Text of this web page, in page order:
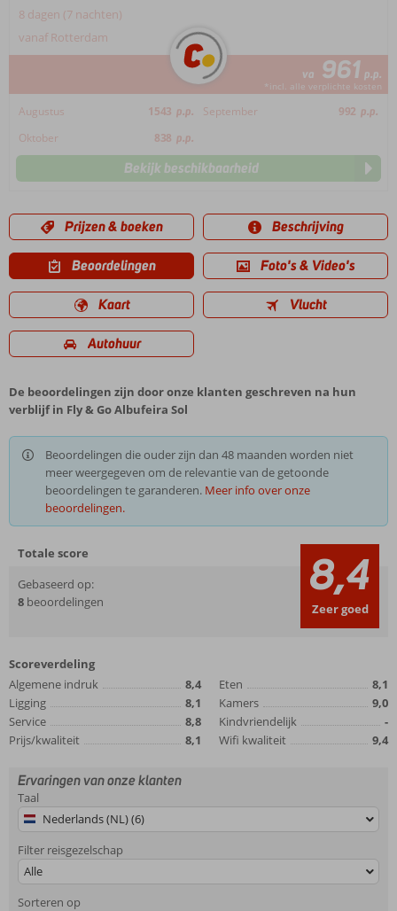
8 dagen (7 nachten)
vanaf Rotterdam
va 961 p.p.
*incl. alle verplichte kosten
Augustus 1543 p.p. September 992 p.p.
Oktober
838 p.p.
Bekijk beschikbaarheid
Prijzen & boeken Beschrijving
Beoordelingen Foto's & Video's
Kaart Vlucht
Autohuur
De beoordelingen zijn door onze klanten geschreven na hun
verblijf in Fly & Go Albufeira Sol
Beoordelingen die ouder zijn dan 48 maanden worden niet
meer weergegeven om de relevantie van de getoonde
beoordelingen te garanderen. Meer info over onze
beoordelingen.
Totale score
Gebaseerd op:
8 beoordelingen 8,4
Zeer goed
Scoreverdeling
Algemene indruk
8,4
Ligging
8,1
Service
8,8
Prijs/kwaliteit
8,1
Eten
8,1
Kamers
9,0
Kindvriendelijk
-
Wifi kwaliteit
9,4
Ervaringen van onze klanten
Taal
Nederlands (NL) (6)
Filter reisgezelschap
Alle
Sorteren op